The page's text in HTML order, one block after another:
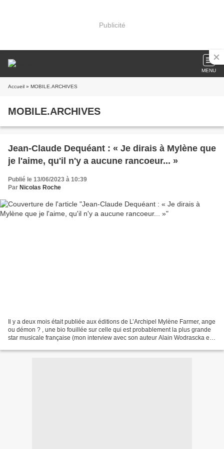
Publicité
MENU
Accueil » MOBILE.ARCHIVES
MOBILE.ARCHIVES
Jean-Claude Dequéant : « Je dirais à Mylène que
je l'aime, qu'il n'y a aucune rancoeur... »
Publié le 13/06/2023 à 10:39
Par Nicolas Roche
Il y a deux mois était publiée aux éditions de L’Archipel Mylène Farmer, ange
ou démon ? , une bio fouillée sur celle qui est probablement la plus grande
star musicale française (mon interview avec son auteur Alain Wodrascka est